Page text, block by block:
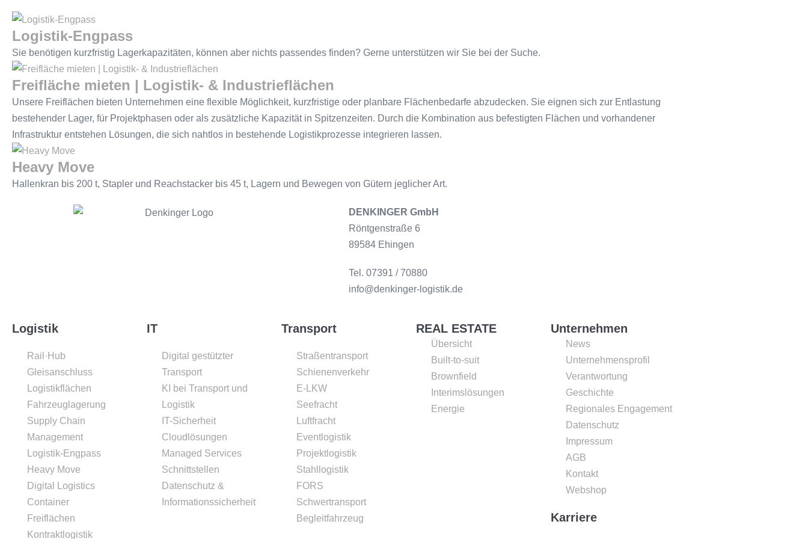
Logistik-Engpass
Sie benötigen kurzfristig Lagerkapazitäten, können aber nichts passendes finden? Gerne unterstützen wir Sie bei der Suche.
Freifläche mieten | Logistik- & Industrieflächen
Unsere Freiflächen bieten Unternehmen eine flexible Möglichkeit, kurzfristige oder planbare Flächenbedarfe abzudecken. Sie eignen sich zur Entlastung
bestehender Lager, für Projektphasen oder als zusätzliche Kapazität in Spitzenzeiten. Durch die Kombination aus befestigten Flächen und vorhandener
Infrastruktur entstehen Lösungen, die sich nahtlos in bestehende Logistikprozesse integrieren lassen.
Heavy Move
Hallenkran bis 200 t, Stapler und Reachstacker bis 45 t, Lagern und Bewegen von Gütern jeglicher Art.
DENKINGER GmbH
Röntgenstraße 6
89584 Ehingen
Tel. 07391 / 70880
info@denkinger-logistik.de
Logistik
Rail·Hub
Gleisanschluss
Logistikflächen
Fahrzeuglagerung
Supply Chain
Management
Logistik-Engpass
Heavy Move
Digital Logistics
Container
Freiflächen
Kontraktlogistik
IT
Digital gestützter
Transport
KI bei Transport und
Logistik
IT-Sicherheit
Cloudlösungen
Managed Services
Schnittstellen
Datenschutz &
Informationssicherheit
Transport
Straßentransport
Schienenverkehr
E-LKW
Seefracht
Luftfracht
Eventlogistik
Projektlogistik
Stahllogistik
FORS
Schwertransport
Begleitfahrzeug
REAL ESTATE
Übersicht
Built-to-suit
Brownfield
Interimslösungen
Energie
Unternehmen
News
Unternehmensprofil
Verantwortung
Geschichte
Regionales Engagement
Datenschutz
Impressum
AGB
Kontakt
Webshop
Karriere